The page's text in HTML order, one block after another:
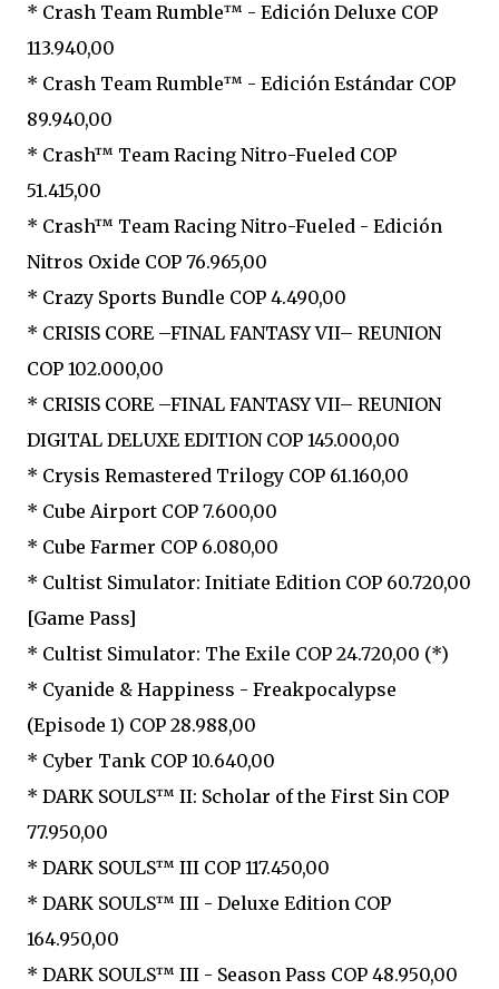
* Crash Team Rumble™ - Edición Deluxe COP
113.940,00
* Crash Team Rumble™ - Edición Estándar COP
89.940,00
* Crash™ Team Racing Nitro-Fueled COP
51.415,00
* Crash™ Team Racing Nitro-Fueled - Edición
Nitros Oxide COP 76.965,00
* Crazy Sports Bundle COP 4.490,00
* CRISIS CORE –FINAL FANTASY VII– REUNION
COP 102.000,00
* CRISIS CORE –FINAL FANTASY VII– REUNION
DIGITAL DELUXE EDITION COP 145.000,00
* Crysis Remastered Trilogy COP 61.160,00
* Cube Airport COP 7.600,00
* Cube Farmer COP 6.080,00
* Cultist Simulator: Initiate Edition COP 60.720,00
[Game Pass]
* Cultist Simulator: The Exile COP 24.720,00 (*)
* Cyanide & Happiness - Freakpocalypse
(Episode 1) COP 28.988,00
* Cyber Tank COP 10.640,00
* DARK SOULS™ II: Scholar of the First Sin COP
77.950,00
* DARK SOULS™ III COP 117.450,00
* DARK SOULS™ III - Deluxe Edition COP
164.950,00
* DARK SOULS™ III - Season Pass COP 48.950,00